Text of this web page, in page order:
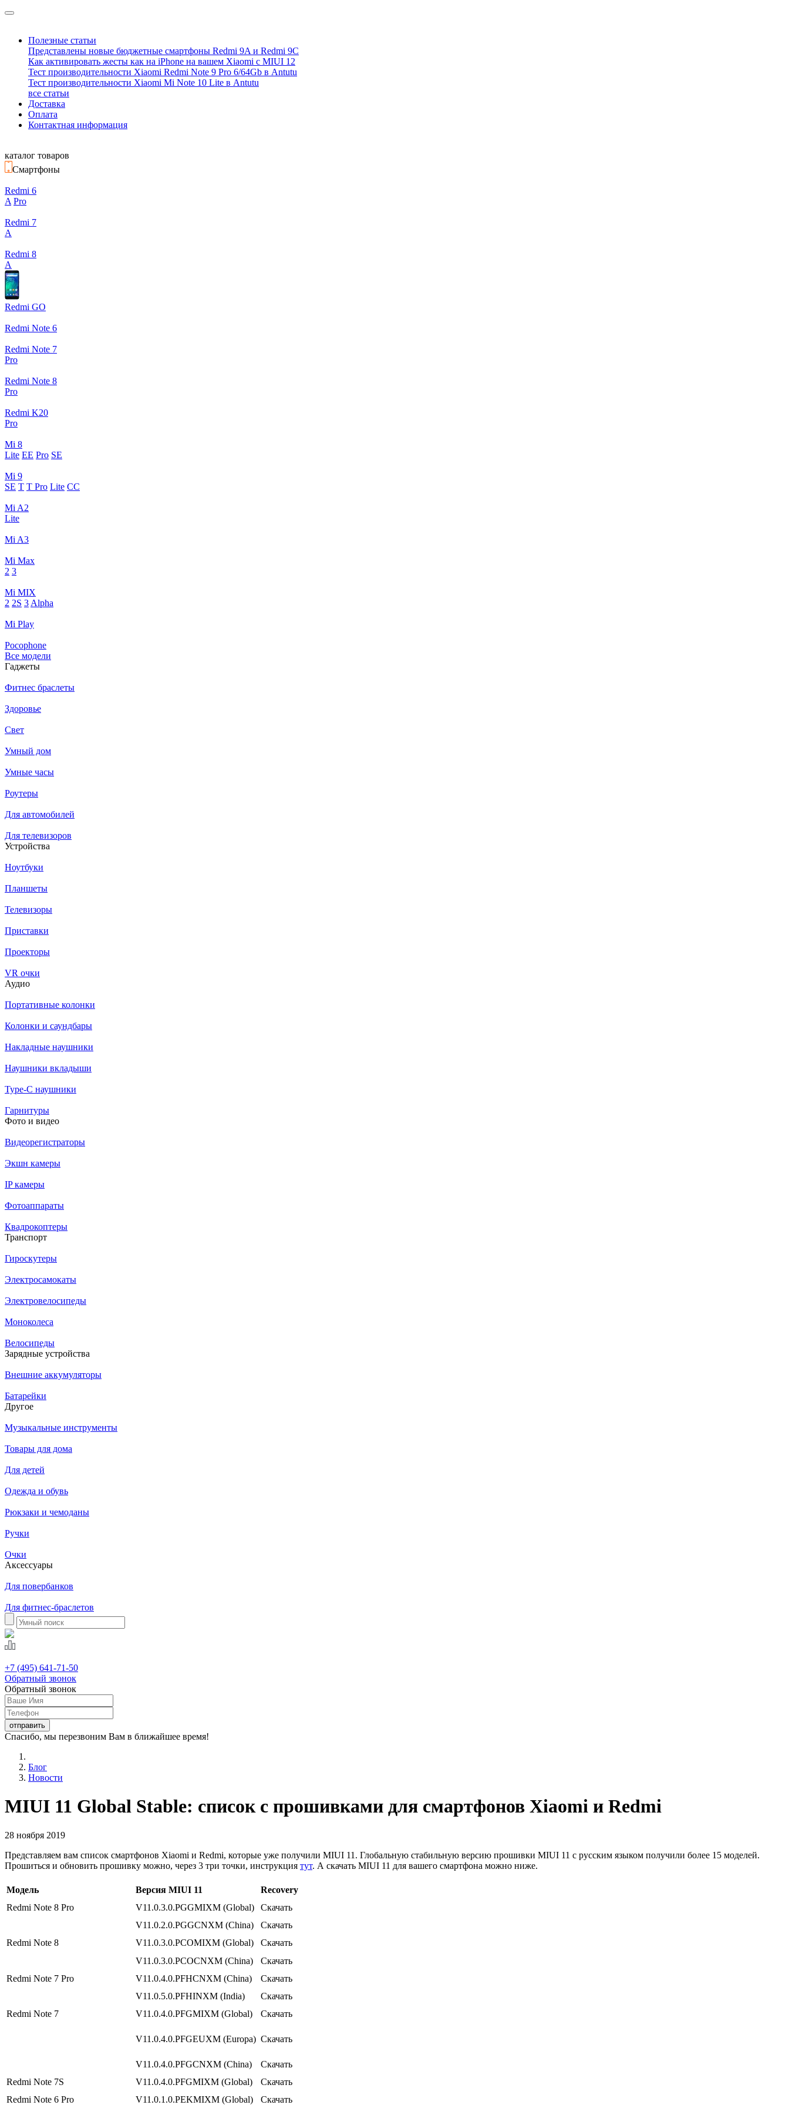
Полезные статьи
Представлены новые бюджетные смартфоны Redmi 9A и Redmi 9C
Как активировать жесты как на iPhone на вашем Xiaomi с MIUI 12
Тест производительности Xiaomi Redmi Note 9 Pro 6/64Gb в Antutu
Тест производительности Xiaomi Mi Note 10 Lite в Antutu
все статьи
Доставка
Оплата
Контактная информация
каталог товаров
Смартфоны
Redmi 6
A Pro
Redmi 7
A
Redmi 8
A
Redmi GO
Redmi Note 6
Redmi Note 7
Pro
Redmi Note 8
Pro
Redmi K20
Pro
Mi 8
Lite EE Pro SE
Mi 9
SE T T Pro Lite CC
Mi A2
Lite
Mi A3
Mi Max
2 3
Mi MIX
2 2S 3 Alpha
Mi Play
Pocophone
Все модели
Гаджеты
Фитнес браслеты
Здоровье
Свет
Умный дом
Умные часы
Роутеры
Для автомобилей
Для телевизоров
Устройства
Ноутбуки
Планшеты
Телевизоры
Приставки
Проекторы
VR очки
Аудио
Портативные колонки
Колонки и саундбары
Накладные наушники
Наушники вкладыши
Type-C наушники
Гарнитуры
Фото и видео
Видеорегистраторы
Экшн камеры
IP камеры
Фотоаппараты
Квадрокоптеры
Транспорт
Гироскутеры
Электросамокаты
Электровелосипеды
Моноколеса
Велосипеды
Зарядные устройства
Внешние аккумуляторы
Батарейки
Другое
Музыкальные инструменты
Товары для дома
Для детей
Одежда и обувь
Рюкзаки и чемоданы
Ручки
Очки
Аксессуары
Для повербанков
Для фитнес-браслетов
+7 (495) 641-71-50
Обратный звонок
Обратный звонок
Спасибо, мы перезвоним Вам в ближайшее время!
Блог
Новости
MIUI 11 Global Stable: список с прошивками для смартфонов Xiaomi и Redmi
28 ноября 2019
Представляем вам список смартфонов Xiaomi и Redmi, которые уже получили MIUI 11. Глобальную стабильную версию прошивки MIUI 11 с русским языком получили более 15 моделей.
Прошиться и обновить прошивку можно, через 3 три точки, инструкция тут. А скачать MIUI 11 для вашего смартфона можно ниже.
Модель Версия MIUI 11
Recovery
Redmi Note 8 Pro
V11.0.3.0.PGGMIXM (Global)
Скачать
V11.0.2.0.PGGCNXM (China)
Скачать
Redmi Note 8
V11.0.3.0.PCOMIXM (Global)
Скачать
V11.0.3.0.PCOCNXM (China)
Скачать
Redmi Note 7 Pro
V11.0.4.0.PFHCNXM (China)
Скачать
V11.0.5.0.PFHINXM (India)
Скачать
Redmi Note 7
V11.0.4.0.PFGMIXM (Global) Скачать
V11.0.4.0.PFGEUXM (Europa) Скачать
V11.0.4.0.PFGCNXM (China)
Скачать
Redmi Note 7S
V11.0.4.0.PFGMIXM (Global)
Скачать
Redmi Note 6 Pro
V11.0.1.0.PEKMIXM (Global) Скачать